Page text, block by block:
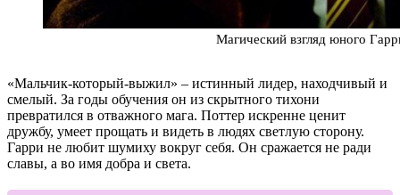
Магический взгляд юного
«Мальчик-который-выжил» – истинный лидер, находчивый и
смелый. За годы обучения он из скрытного тихони
превратился в отважного мага. Поттер искренне ценит
дружбу, умеет прощать и видеть в людях светлую сторону.
Гарри не любит шумиху вокруг себя. Он сражается не ради
славы, а во имя добра и света.